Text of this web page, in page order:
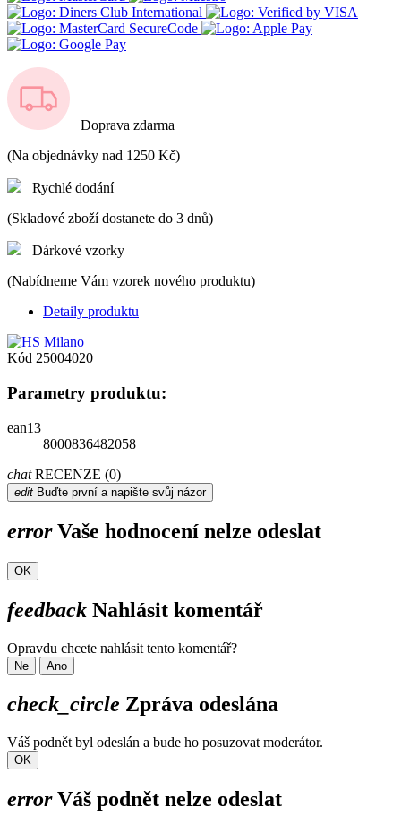
Doprava zdarma
(Na objednávky nad 1250 Kč)
Rychlé dodání
(Skladové zboží dostanete do 3 dnů)
Dárkové vzorky
(Nabídneme Vám vzorek nového produktu)
Detaily produktu
Kód 25004020
Parametry produktu:
ean13
8000836482058
chatRECENZE (0)
edit Buďte první a napište svůj názor
errorVaše hodnocení nelze odeslat
OK
feedback Nahlásit komentář
Opravdu chcete nahlásit tento komentář?
Ne Ano
check_circle Zpráva odeslána
Váš podnět byl odeslán a bude ho posuzovat moderátor.
OK
errorVáš podnět nelze odeslat